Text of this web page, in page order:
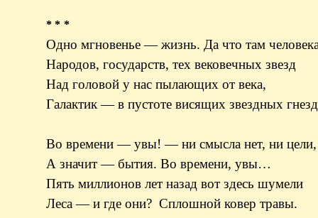
* * *
Одно мгновенье — жизнь. Да что там
Народов, государств, тех вековечных звезд
Над головой у нас пылающих от века,
Галактик — в пустоте висящих звездных
Во времени — увы! — ни смысла нет, ни цели,
А значит — бытия. Во времени, увы…
Пять миллионов лет назад вот здесь шумели
Леса — и где они? Сплошной ковер травы.